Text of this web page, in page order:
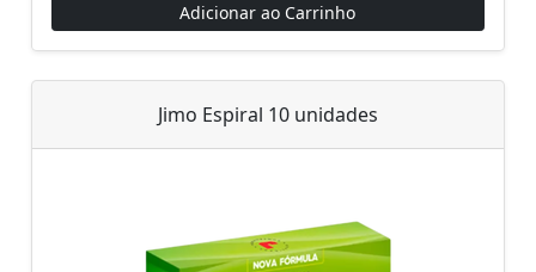
Adicionar ao Carrinho
Jimo Espiral 10 unidades